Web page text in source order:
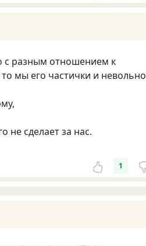
с разным отношением к
то мы его частички и невольно
не сделает за нас.
1